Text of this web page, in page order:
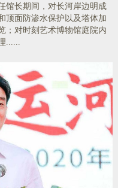
馆长期间，对长河岸边明成
顶面防渗水保护以及塔体加
；对时刻艺术博物馆庭院内
......